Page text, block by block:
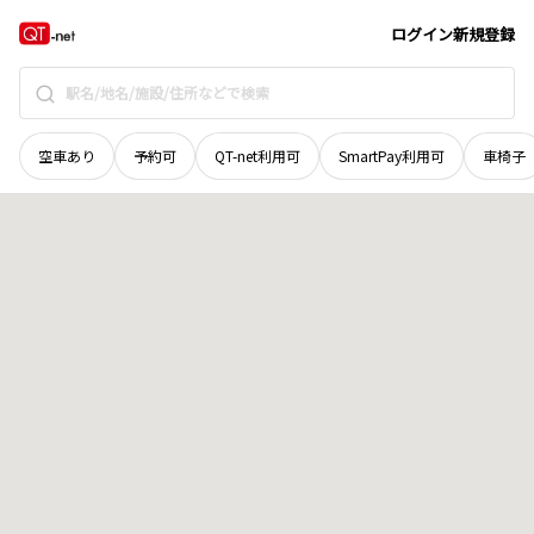
ログイン新規登録
空車あり 予約可 QT-net利用可 SmartPay利用可 車椅子
鳥取県